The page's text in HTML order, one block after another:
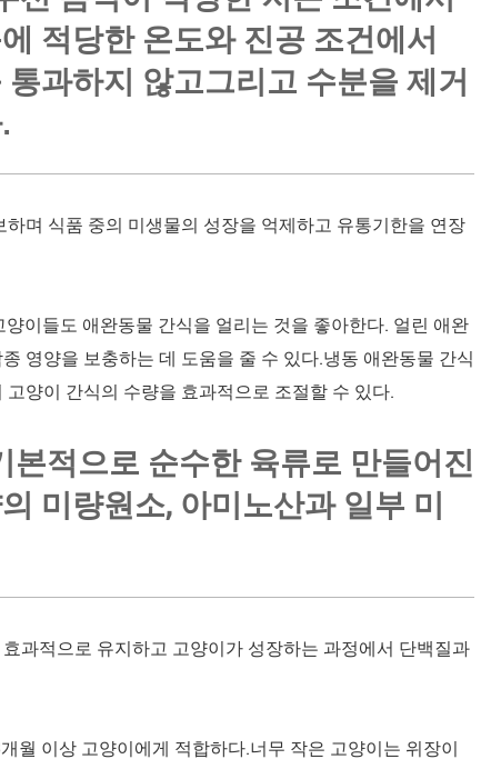
적당한 온도와 진공 조건에서
과하지 않고그리고 수분을 제거
며 식품 중의 미생물의 성장을 억제하고 유통기한을 연장
이들도 애완동물 간식을 얼리는 것을 좋아한다. 얼린 애완
영양을 보충하는 데 도움을 줄 수 있다.냉동 애완동물 간식
양이 간식의 수량을 효과적으로 조절할 수 있다.
적으로 순수한 육류로 만들어진
미량원소, 아미노산과 일부 미
과적으로 유지하고 고양이가 성장하는 과정에서 단백질과
월 이상 고양이에게 적합하다.너무 작은 고양이는 위장이